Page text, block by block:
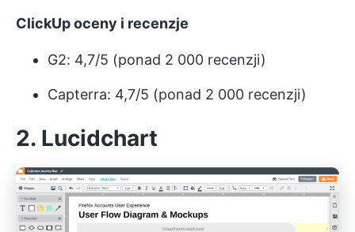
ClickUp oceny i recenzje
G2: 4,7/5 (ponad 2 000 recenzji)
Capterra: 4,7/5 (ponad 2 000 recenzji)
2. Lucidchart